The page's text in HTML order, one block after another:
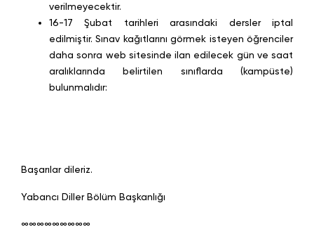
verilmeyecektir.
16-17 Şubat tarihleri arasındaki dersler iptal
edilmiştir. Sınav kağıtlarını görmek isteyen öğrenciler
daha sonra web sitesinde ilan edilecek gün ve saat
aralıklarında belirtilen sınıflarda (kampüste)
bulunmalıdır:
Başarılar dileriz.
Yabancı Diller Bölüm Başkanlığı
∞∞∞∞∞∞∞∞∞